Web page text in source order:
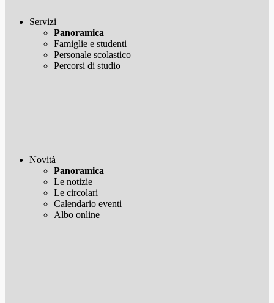
Servizi
Panoramica
Famiglie e studenti
Personale scolastico
Percorsi di studio
Novità
Panoramica
Le notizie
Le circolari
Calendario eventi
Albo online